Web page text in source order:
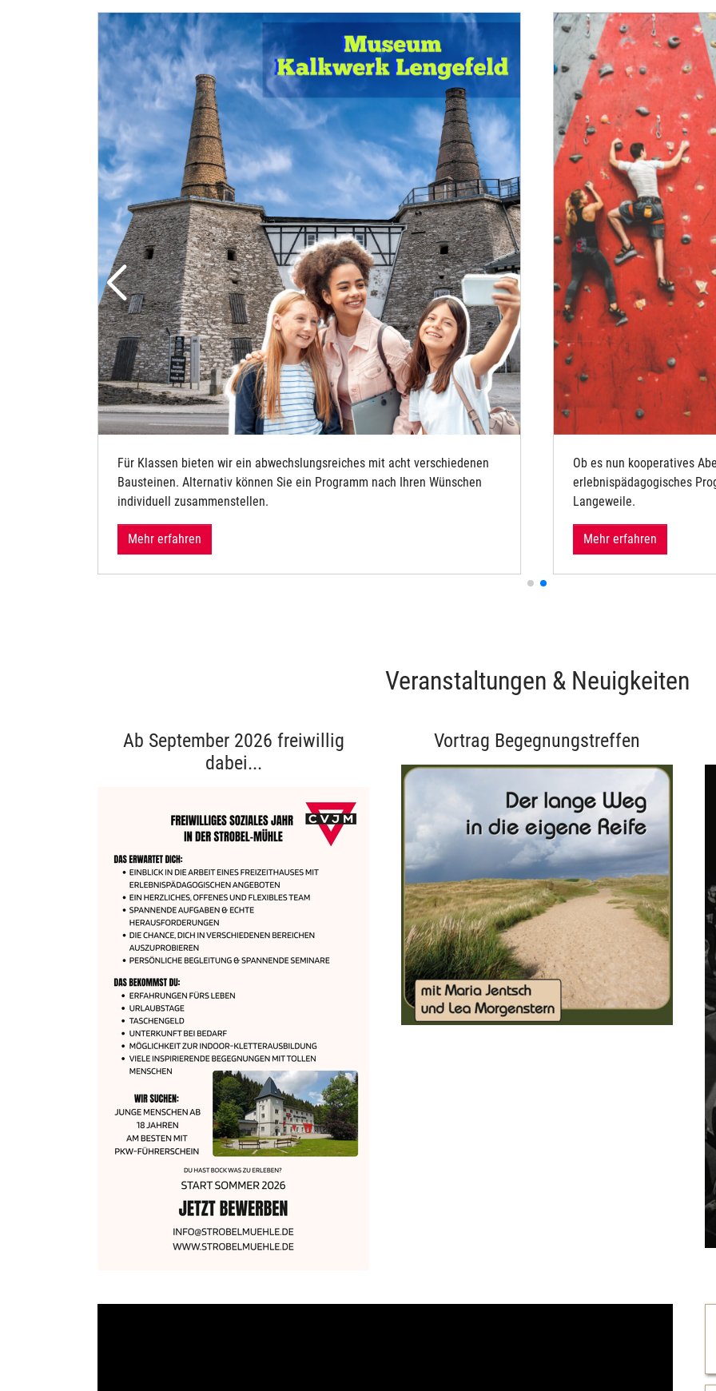
Für Klassen bieten wir ein abwechslungsreiches mit acht verschiedenen
Bausteinen. Alternativ können Sie ein Programm nach Ihren Wünschen
individuell zusammenstellen.
Mehr erfahren
Ob es nun kooperatives
erlebnispädagogisches
Langeweile.
Mehr erfahren
Veranstaltungen & Neuigkeiten
Ab September 2026 freiwillig
dabei...
Vortrag Begegnungstreffen